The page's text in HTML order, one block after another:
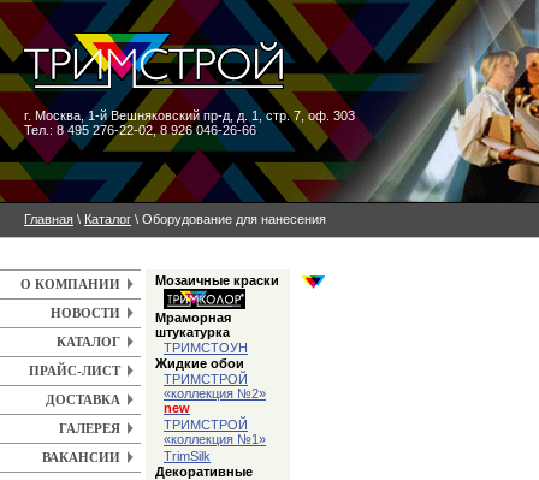
Главная \ Каталог \ Оборудование для нанесения
О КОМПАНИИ
НОВОСТИ
КАТАЛОГ
ПРАЙС-ЛИСТ
ДОСТАВКА
ГАЛЕРЕЯ
ВАКАНСИИ
Мозаичные краски
Мраморная
штукатурка
ТРИМСТОУН
Жидкие обои
ТРИМСТРОЙ
«коллекция №2»
new
ТРИМСТРОЙ
«коллекция №1»
TrimSilk
Декоративные
г. Москва ,1-й Вешняковский пр-д, д. 1, стр. 7, оф. 303
Тел.: 8 495 276-22-02, 8 926 046-26-66